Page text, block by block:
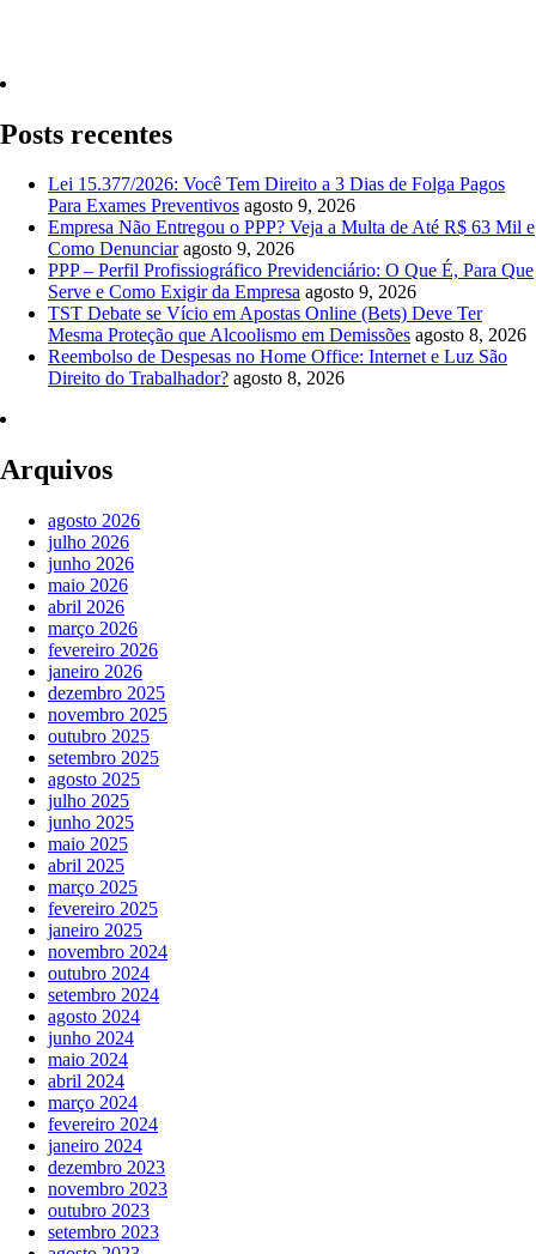
Posts recentes
Lei 15.377/2026: Você Tem Direito a 3 Dias de Folga Pagos
Para Exames Preventivos agosto 9, 2026
Empresa Não Entregou o PPP? Veja a Multa de Até R$ 63 Mil e
Como Denunciar agosto 9, 2026
PPP – Perfil Profissiográfico Previdenciário: O Que É, Para Que
Serve e Como Exigir da Empresa agosto 9, 2026
TST Debate se Vício em Apostas Online (Bets) Deve Ter
Mesma Proteção que Alcoolismo em Demissões agosto 8, 2026
Reembolso de Despesas no Home Office: Internet e Luz São
Direito do Trabalhador? agosto 8, 2026
Arquivos
agosto 2026
julho 2026
junho 2026
maio 2026
abril 2026
março 2026
fevereiro 2026
janeiro 2026
dezembro 2025
novembro 2025
outubro 2025
setembro 2025
agosto 2025
julho 2025
junho 2025
maio 2025
abril 2025
março 2025
fevereiro 2025
janeiro 2025
novembro 2024
outubro 2024
setembro 2024
agosto 2024
junho 2024
maio 2024
abril 2024
março 2024
fevereiro 2024
janeiro 2024
dezembro 2023
novembro 2023
outubro 2023
setembro 2023